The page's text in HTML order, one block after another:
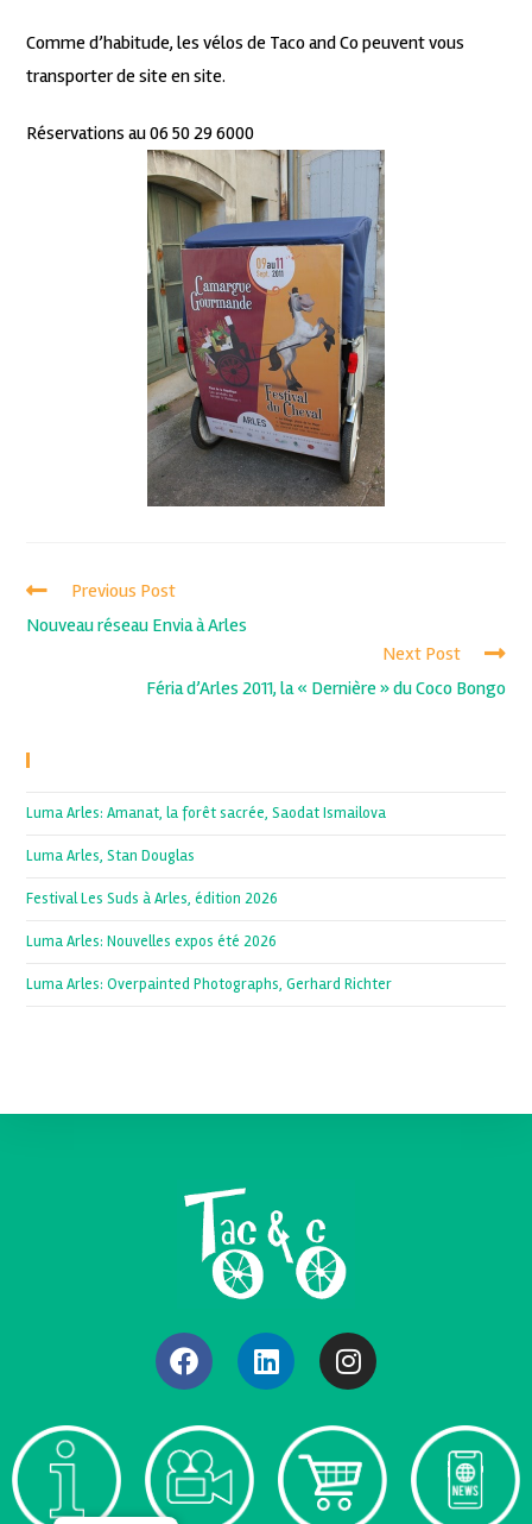
Comme d’habitude, les vélos de Taco and Co peuvent vous
transporter de site en site.
Réservations au 06 50 29 6000
Previous Post
Nouveau réseau Envia à Arles
Next Post
Féria d’Arles 2011, la « Dernière » du Coco Bongo
Luma Arles: Amanat, la forêt sacrée, Saodat Ismailova
Luma Arles, Stan Douglas
Festival Les Suds à Arles, édition 2026
Luma Arles: Nouvelles expos été 2026
Luma Arles: Overpainted Photographs, Gerhard Richter